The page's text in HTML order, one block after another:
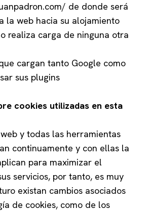
de donde será
la web hacia su alojamiento
realiza carga de ninguna otra
cargan tanto Google como
sus plugins
cookies utilizadas en esta
y todas las herramientas
continuamente y con ellas la
para maximizar el
servicios, por tanto, es muy
existan cambios asociados
de cookies, como de los